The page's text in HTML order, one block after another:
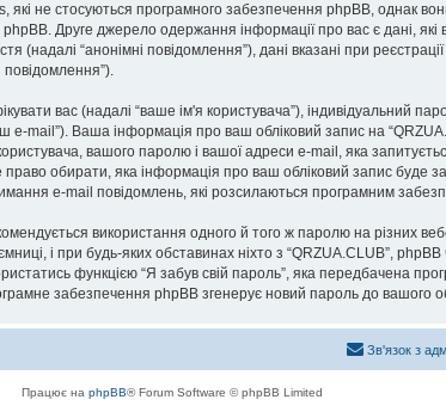
не стосуються програмного забезпечення phpBB, однак
Друге джерело одержання інформації про вас є дані,
(надалі “анонімні повідомлення”), дані вказані при
повідомлення”).
вас (надалі “ваше ім'я користувача”), індивідуальний
mail”). Ваша інформація про ваш обліковий запис на
вашого паролю і вашої адреси e-mail, яка
обирати, яка інформація про ваш обліковий запис буде
e-mail повідомлень, які розсилаються програмним
використання одного й того ж паролю на різних
і при будь-яких обставинах ніхто з “QRZUA.CLUB”,
функцією “Я забув свій пароль”, яка передбачена
забезпечення phpBB згенерує новий пароль до вашого
Зв'язок з
Працює на phpBB® Forum Software © phpBB Limited